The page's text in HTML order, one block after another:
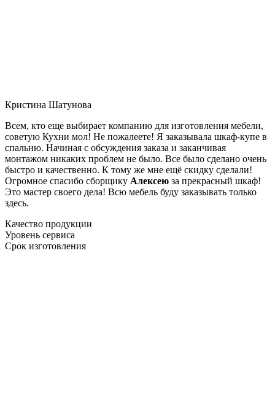
Кристина Шатунова
Всем, кто еще выбирает компанию для изготовления мебели,
советую Кухни мол! Не пожалеете! Я заказывала шкаф-купе в
спальню. Начиная с обсуждения заказа и заканчивая
монтажом никаких проблем не было. Все было сделано очень
быстро и качественно. К тому же мне ещё скидку сделали!
Огромное спасибо сборщику Алексею за прекрасный шкаф!
Это мастер своего дела! Всю мебель буду заказывать только
здесь.
Качество продукции
Уровень сервиса
Срок изготовления